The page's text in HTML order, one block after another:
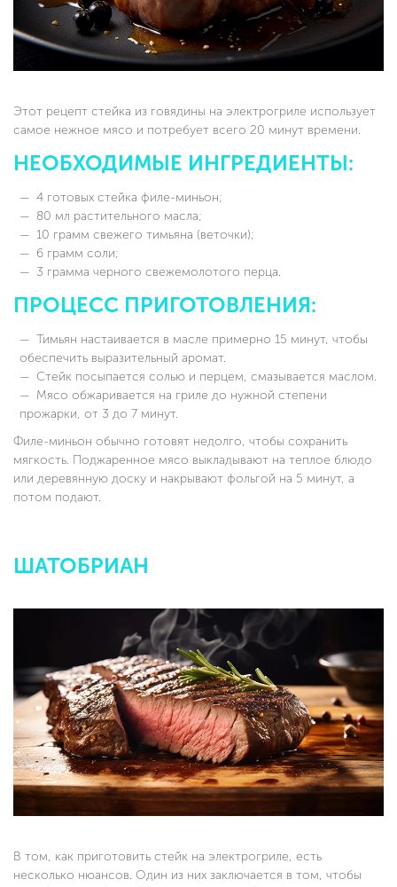
Этот рецепт стейка из говядины на электрогриле использует
самое нежное мясо и потребует всего 20 минут времени.
НЕОБХОДИМЫЕ ИНГРЕДИЕНТЫ:
4 готовых стейка филе-миньон;
80 мл растительного масла;
10 грамм свежего тимьяна (веточки);
6 грамм соли;
3 грамма черного свежемолотого перца.
ПРОЦЕСС ПРИГОТОВЛЕНИЯ:
Тимьян настаивается в масле примерно 15 минут, чтобы
обеспечить выразительный аромат.
Стейк посыпается солью и перцем, смазывается маслом.
Мясо обжаривается на гриле до нужной степени
прожарки, от 3 до 7 минут.
Филе-миньон обычно готовят недолго, чтобы сохранить
мягкость. Поджаренное мясо выкладывают на теплое блюдо
или деревянную доску и накрывают фольгой на 5 минут, а
потом подают.
ШАТОБРИАН
В том, как приготовить стейк на электрогриле, есть
несколько нюансов. Один из них заключается в том, чтобы